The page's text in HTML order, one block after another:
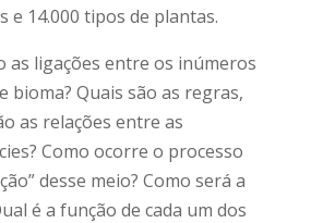
e 14.000 tipos de plantas.
as ligações entre os inúmeros
bioma? Quais são as regras,
as relações entre as
Como ocorre o processo
desse meio? Como será a
é a função de cada um dos